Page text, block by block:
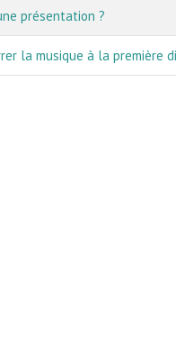
présentation ?
la musique à la première